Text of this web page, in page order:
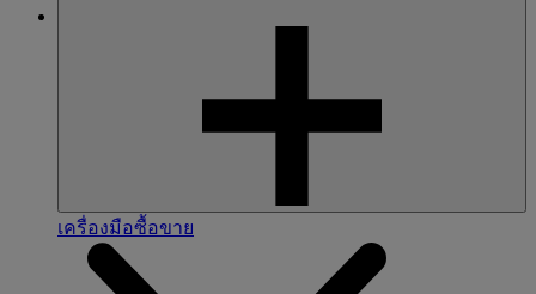
เครื่องมือซื้อขาย